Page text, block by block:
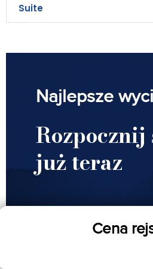
Suite
Najlepsze
już teraz
Cena